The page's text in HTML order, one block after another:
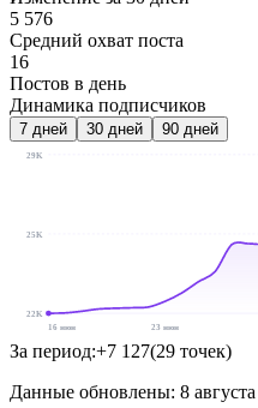
5 576
Средний охват поста
16
Постов в день
Динамика подписчиков
7 дней 30 дней 90 дней
29K
25K
22K
16 июн
23 июн
За период:+7 127(29 точек)
Данные обновлены: 8